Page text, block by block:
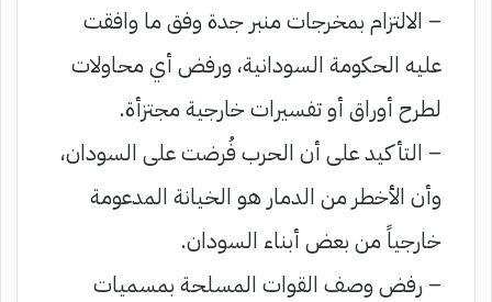
– الالتزام بمخرجات منبر جدة وفق ما وافقت
عليه الحكومة السودانية، ورفض أي محاولات
لطرح أوراق أو تفسيرات خارجية مجتزأة.
– التأكيد على أن الحرب فُرضت على السودان،
وأن الأخطر من الدمار هو الخيانة المدعومة
خارجياً من بعض أبناء السودان.
– رفض وصف القوات المسلحة بمسميات